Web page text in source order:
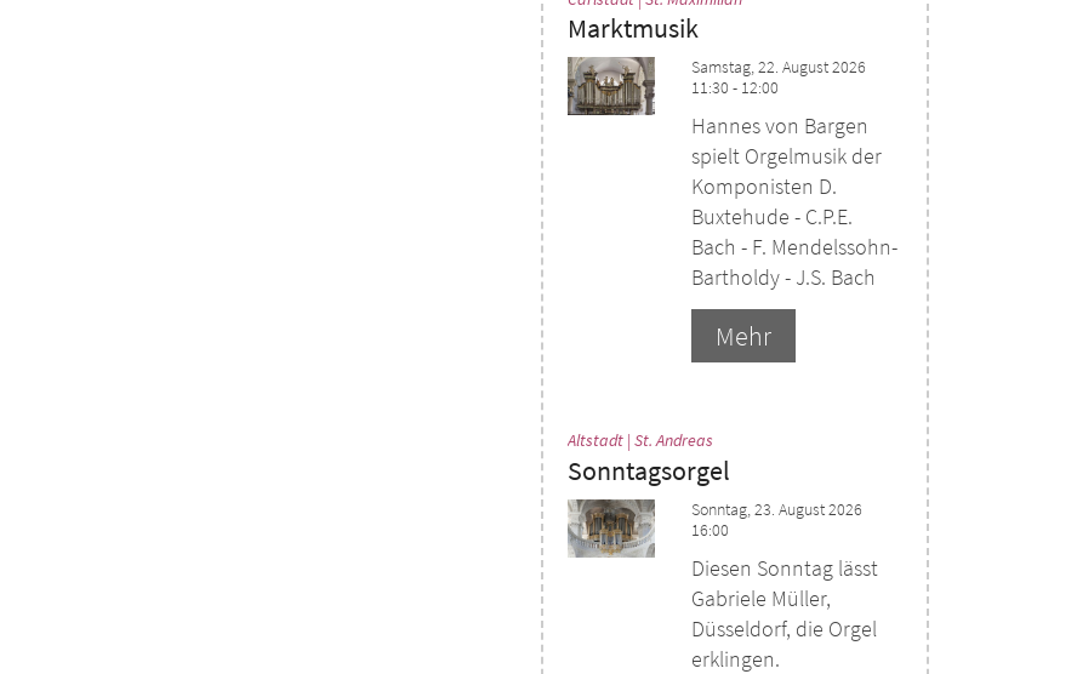
Marktmusik
Samstag, 22. August 2026
11:30 - 12:00
Hannes von Bargen
spielt Orgelmusik der
Komponisten D.
Buxtehude - C.P.E.
Bach - F. Mendelssohn-
Bartholdy - J.S. Bach
Mehr
Altstadt | St. Andreas
Sonntagsorgel
Sonntag, 23. August 2026
16:00
Diesen Sonntag lässt
Gabriele Müller,
Düsseldorf, die Orgel
erklingen.